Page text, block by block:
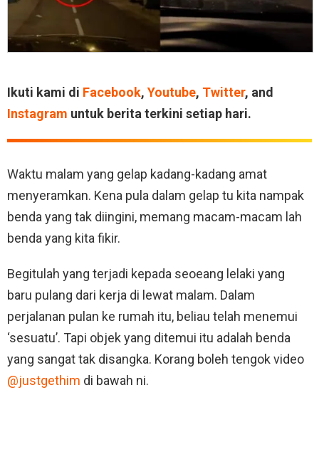
Ikuti kami di Facebook, Youtube, Twitter, and
Instagram untuk berita terkini setiap hari.
Waktu malam yang gelap kadang-kadang amat
menyeramkan. Kena pula dalam gelap tu kita nampak
benda yang tak diingini, memang macam-macam lah
benda yang kita fikir.
Begitulah yang terjadi kepada seoeang lelaki yang
baru pulang dari kerja di lewat malam. Dalam
perjalanan pulan ke rumah itu, beliau telah menemui
‘sesuatu’. Tapi objek yang ditemui itu adalah benda
yang sangat tak disangka. Korang boleh tengok video
@justgethim di bawah ni.